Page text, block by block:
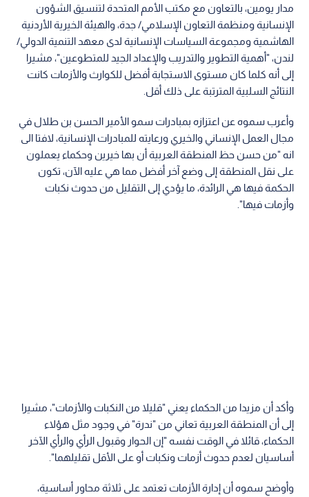
مدار يومين، بالتعاون مع مكتب الأمم المتحدة لتنسيق الشؤون
الإنسانية ومنظمة التعاون الإسلامي/ جدة، والهيئة الخيرية الأردنية
الهاشمية ومجموعة السياسات الإنسانية لدى معهد التنمية الدولي/
لندن، "أهمية التطوير والتدريب والإعداد الجيد للمتطوعين"، مشيرا
إلى أنه كلما كان مستوى الاستجابة أفضل للكوارث والأزمات كانت
النتائج السلبية المترتبة على ذلك أقل.
وأعرب سموه عن اعتزازه بمبادرات سمو الأمير الحسن بن طلال في
مجال العمل الإنساني والخيري ورعايته للمبادرات الإنسانية، لافتا الى
انه "من حسن حظ المنطقة العربية أن بها خيرين وحكماء يعملون
على نقل المنطقة إلى وضع آخر أفضل مما هي عليه الآن، تكون
الحكمة فيها هي الرائدة، ما يؤدي إلى التقليل من حدوث نكبات
وأزمات فيها".
وأكد أن مزيدا من الحكماء يعني "قليلا من النكبات والأزمات"، مشيرا
إلى أن المنطقة العربية تعاني من "ندرة" في وجود مثل هؤلاء
الحكماء، قائلا في الوقت نفسه "إن الحوار وقبول الرأي والرأي الآخر
أساسيان لعدم حدوث أزمات ونكبات أو على الأقل تقليلهما".
وأوضح سموه أن إدارة الأزمات تعتمد على ثلاثة محاور أساسية،